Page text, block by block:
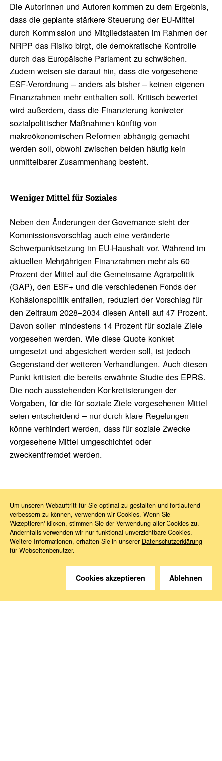
Die Autorinnen und Autoren kommen zu dem Ergebnis,
dass die geplante stärkere Steuerung der EU-Mittel
durch Kommission und Mitgliedstaaten im Rahmen der
NRPP das Risiko birgt, die demokratische Kontrolle
durch das Europäische Parlament zu schwächen.
Zudem weisen sie darauf hin, dass die vorgesehene
ESF-Verordnung – anders als bisher – keinen eigenen
Finanzrahmen mehr enthalten soll. Kritisch bewertet
wird außerdem, dass die Finanzierung konkreter
sozialpolitischer Maßnahmen künftig von
makroökonomischen Reformen abhängig gemacht
werden soll, obwohl zwischen beiden häufig kein
unmittelbarer Zusammenhang besteht.
Weniger Mittel für Soziales
Neben den Änderungen der Governance sieht der
Kommissionsvorschlag auch eine veränderte
Schwerpunktsetzung im EU-Haushalt vor. Während im
aktuellen Mehrjährigen Finanzrahmen mehr als 60
Prozent der Mittel auf die Gemeinsame Agrarpolitik
(GAP), den ESF+ und die verschiedenen Fonds der
Kohäsionspolitik entfallen, reduziert der Vorschlag für
den Zeitraum 2028–2034 diesen Anteil auf 47 Prozent.
Davon sollen mindestens 14 Prozent für soziale Ziele
vorgesehen werden. Wie diese Quote konkret
umgesetzt und abgesichert werden soll, ist jedoch
Gegenstand der weiteren Verhandlungen. Auch diesen
Punkt kritisiert die bereits erwähnte Studie des EPRS.
Die noch ausstehenden Konkretisierungen der
Vorgaben, für die für soziale Ziele vorgesehenen Mittel
seien entscheidend – nur durch klare Regelungen
könne verhindert werden, dass für soziale Zwecke
vorgesehene Mittel umgeschichtet oder
zweckentfremdet werden.
News 2026 06 Mehrjährigen Finanzrahmen 2028–2034
Sie haben Fragen?
Um unseren Webauftritt für Sie optimal zu gestalten und fortlaufend
verbessern zu können, verwenden wir Cookies. Wenn Sie
'Akzeptieren' klicken, stimmen Sie der Verwendung aller Cookies zu.
Andernfalls verwenden wir nur funktional unverzichtbare Cookies.
Weitere Informationen, erhalten Sie in unserer Datenschutzerklärung
für Webseitenbenutzer.
Cookies akzeptieren Ablehnen